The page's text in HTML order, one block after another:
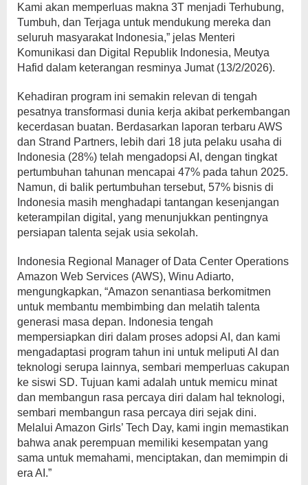
Kami akan memperluas makna 3T menjadi Terhubung,
Tumbuh, dan Terjaga untuk mendukung mereka dan
seluruh masyarakat Indonesia,” jelas Menteri
Komunikasi dan Digital Republik Indonesia, Meutya
Hafid dalam keterangan resminya Jumat (13/2/2026).
Kehadiran program ini semakin relevan di tengah
pesatnya transformasi dunia kerja akibat perkembangan
kecerdasan buatan. Berdasarkan laporan terbaru AWS
dan Strand Partners, lebih dari 18 juta pelaku usaha di
Indonesia (28%) telah mengadopsi AI, dengan tingkat
pertumbuhan tahunan mencapai 47% pada tahun 2025.
Namun, di balik pertumbuhan tersebut, 57% bisnis di
Indonesia masih menghadapi tantangan kesenjangan
keterampilan digital, yang menunjukkan pentingnya
persiapan talenta sejak usia sekolah.
Indonesia Regional Manager of Data Center Operations
Amazon Web Services (AWS), Winu Adiarto,
mengungkapkan, “Amazon senantiasa berkomitmen
untuk membantu membimbing dan melatih talenta
generasi masa depan. Indonesia tengah
mempersiapkan diri dalam proses adopsi AI, dan kami
mengadaptasi program tahun ini untuk meliputi AI dan
teknologi serupa lainnya, sembari memperluas cakupan
ke siswi SD. Tujuan kami adalah untuk memicu minat
dan membangun rasa percaya diri dalam hal teknologi,
sembari membangun rasa percaya diri sejak dini.
Melalui Amazon Girls’ Tech Day, kami ingin memastikan
bahwa anak perempuan memiliki kesempatan yang
sama untuk memahami, menciptakan, dan memimpin di
era AI.”